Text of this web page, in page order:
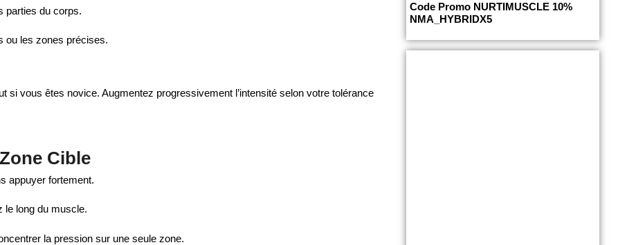
parties du corps.
ou les zones précises.
si vous êtes novice. Augmentez progressivement l’intensité selon votre tolérance
Cible
appuyer fortement.
le long du muscle.
la pression sur une seule zone.
Code Promo NURTIMUSCLE 10%
NMA_HYBRIDX5